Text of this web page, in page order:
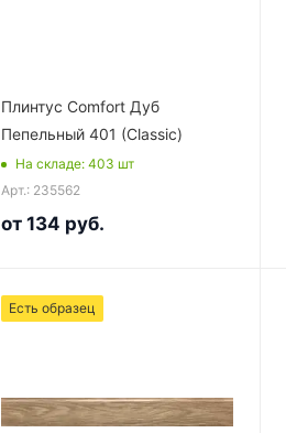
Плинтус Comfort Дуб
Пепельный 401 (Classic)
На складе: 403 шт
Арт.: 235562
от 134 руб.
Есть образец